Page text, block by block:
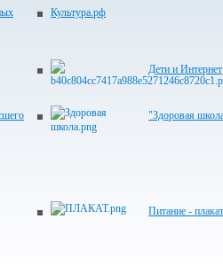
Культура.рф
Дети и Интернет
"Здоровая
Питание - плакат